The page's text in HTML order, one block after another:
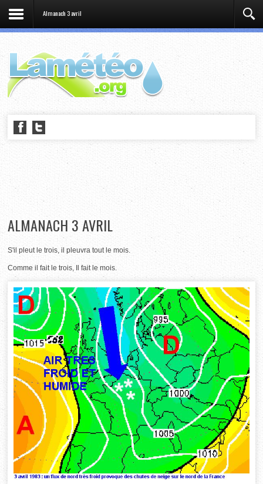
Almanach 3 avril
ALMANACH 3 AVRIL
S'il pleut le trois, il pleuvra tout le mois.
Comme il fait le trois, Il fait le mois.